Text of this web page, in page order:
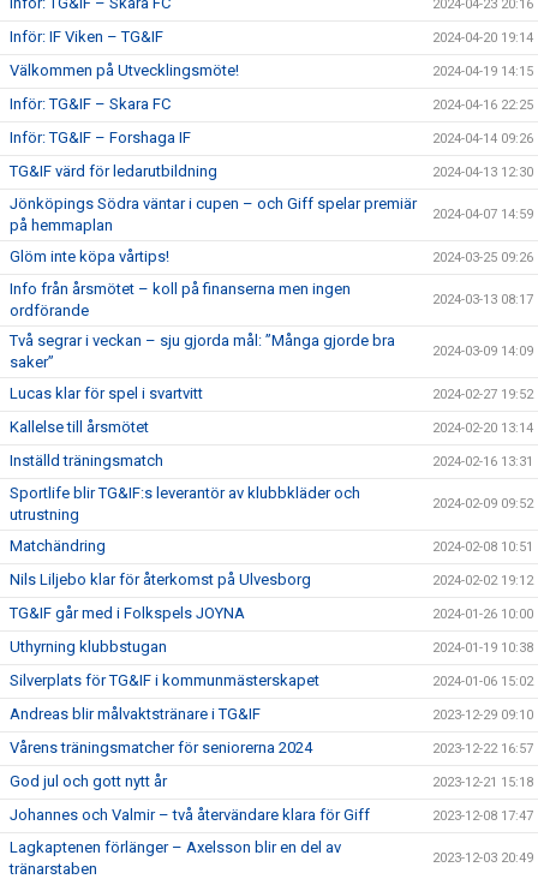
2024-04-23 20:16
Inför: IF Viken – TG&IF 2024-04-20 19:14
Välkommen på Utvecklingsmöte! 2024-04-19 14:15
Inför: TG&IF – Skara FC 2024-04-16 22:25
Inför: TG&IF – Forshaga IF 2024-04-14 09:26
TG&IF värd för ledarutbildning 2024-04-13 12:30
Jönköpings Södra väntar i cupen – och Giff spelar premiär
på hemmaplan
2024-04-07 14:59
Glöm inte köpa vårtips! 2024-03-25 09:26
Info från årsmötet – koll på finanserna men ingen
ordförande
2024-03-13 08:17
Två segrar i veckan – sju gjorda mål: ”Många gjorde bra
saker”
2024-03-09 14:09
Lucas klar för spel i svartvitt 2024-02-27 19:52
Kallelse till årsmötet 2024-02-20 13:14
Inställd träningsmatch 2024-02-16 13:31
Sportlife blir TG&IF:s leverantör av klubbkläder och
utrustning
2024-02-09 09:52
Matchändring 2024-02-08 10:51
Nils Liljebo klar för återkomst på Ulvesborg 2024-02-02 19:12
TG&IF går med i Folkspels JOYNA 2024-01-26 10:00
Uthyrning klubbstugan 2024-01-19 10:38
Silverplats för TG&IF i kommunmästerskapet 2024-01-06 15:02
Andreas blir målvaktstränare i TG&IF 2023-12-29 09:10
Vårens träningsmatcher för seniorerna 2024 2023-12-22 16:57
God jul och gott nytt år 2023-12-21 15:18
Johannes och Valmir – två återvändare klara för Giff 2023-12-08 17:47
Lagkaptenen förlänger – Axelsson blir en del av
tränarstaben
2023-12-03 20:49